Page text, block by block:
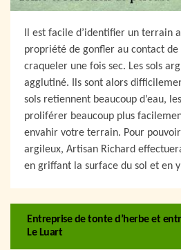
Il est facile d’identifier un terrain
propriété de gonfler au contact de
craqueler une fois sec. Les sols
agglutiné. Ils sont alors
sols retiennent beaucoup d’eau,
proliférer beaucoup plus
envahir votre terrain. Pour
argileux, Artisan Richard
en griffant la surface du sol et en
Entreprise de tonte d’herbe et
Le Luart